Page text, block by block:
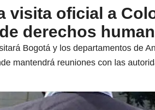
visita oficial a
derechos
Bogotá y los departamentos de
mantendrá reuniones con las